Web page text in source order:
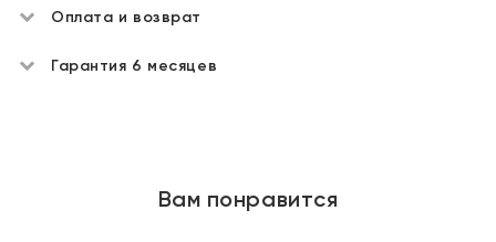
Оплата и возврат
Гарантия 6 месяцев
Вам понравится